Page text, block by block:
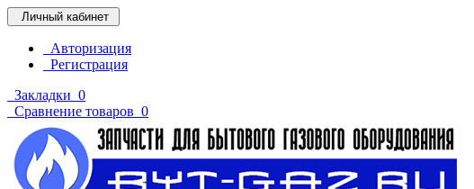
Личный кабинет
Авторизация
Регистрация
Закладки 0
Сравнение товаров 0